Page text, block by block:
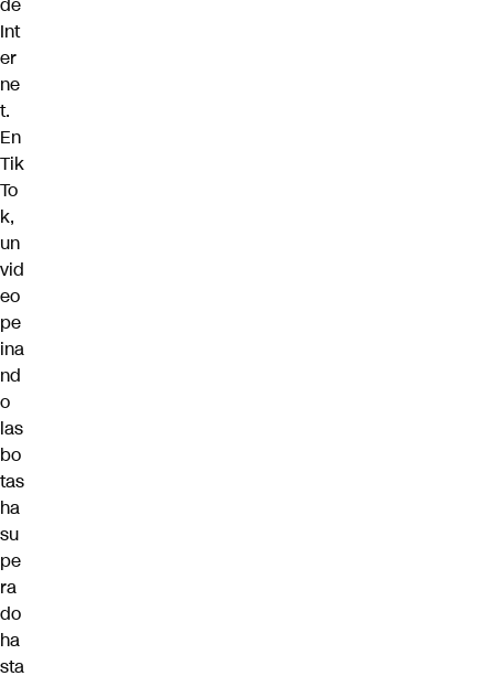
de
Int
er
ne
t.
En
Tik
To
k,
un
vid
eo
pe
ina
nd
o
las
bo
tas
ha
su
pe
ra
do
ha
sta